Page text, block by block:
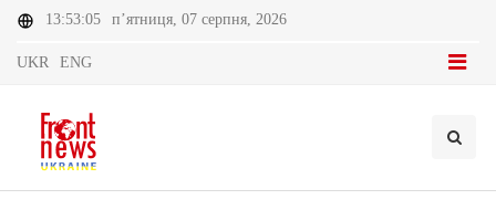
13:53:05 п’ятниця, 07 серпня, 2026
UKR ENG